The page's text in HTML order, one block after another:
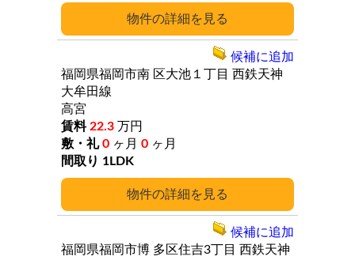
詳細
詳細
福岡県福岡市南 区大池１丁目 西鉄天神
大牟田線
高宮
22.3 万円
0 ヶ月 0 ヶ月
1LDK
候補に追加
福岡県福岡市博 多区住吉3丁目 西鉄天神
候補に追加